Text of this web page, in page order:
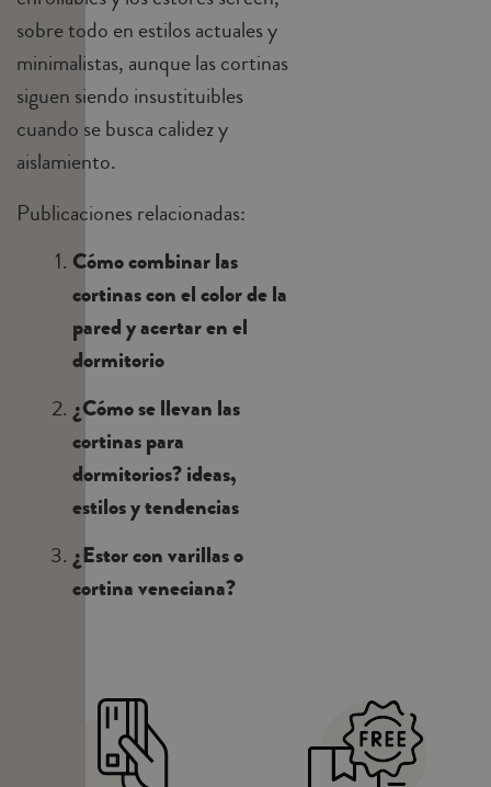
sobre todo en estilos actuales y
minimalistas, aunque las cortinas
siguen siendo insustituibles
cuando se busca calidez y
aislamiento.
Publicaciones relacionadas:
Cómo combinar las
cortinas con el color de la
pared y acertar en el
dormitorio
¿Cómo se llevan las
cortinas para
dormitorios? ideas,
estilos y tendencias
¿Estor con varillas o
cortina veneciana?